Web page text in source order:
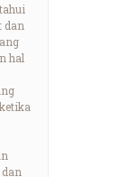
dan
hal